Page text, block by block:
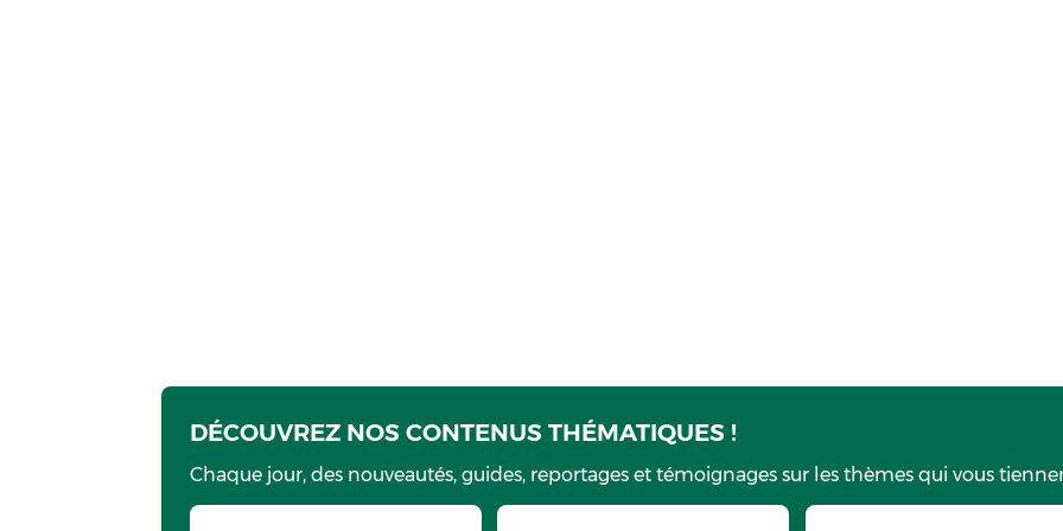
DÉCOUVREZ NOS CONTENUS THÉMATIQUES !
Chaque jour, des nouveautés, guides, reportages et témoignages sur les thèmes qui vous